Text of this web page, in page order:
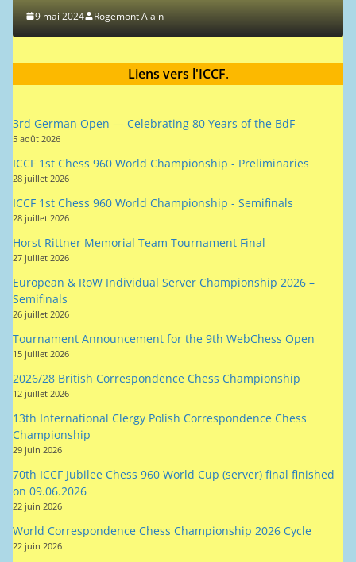
9 mai 2024 Rogemont Alain
Liens vers l'ICCF.
3rd German Open — Celebrating 80 Years of the BdF
5 août 2026
ICCF 1st Chess 960 World Championship - Preliminaries
28 juillet 2026
ICCF 1st Chess 960 World Championship - Semifinals
28 juillet 2026
Horst Rittner Memorial Team Tournament Final
27 juillet 2026
European & RoW Individual Server Championship 2026 –
Semifinals
26 juillet 2026
Tournament Announcement for the 9th WebChess Open
15 juillet 2026
2026/28 British Correspondence Chess Championship
12 juillet 2026
13th International Clergy Polish Correspondence Chess
Championship
29 juin 2026
70th ICCF Jubilee Chess 960 World Cup (server) final finished
on 09.06.2026
22 juin 2026
World Correspondence Chess Championship 2026 Cycle
22 juin 2026